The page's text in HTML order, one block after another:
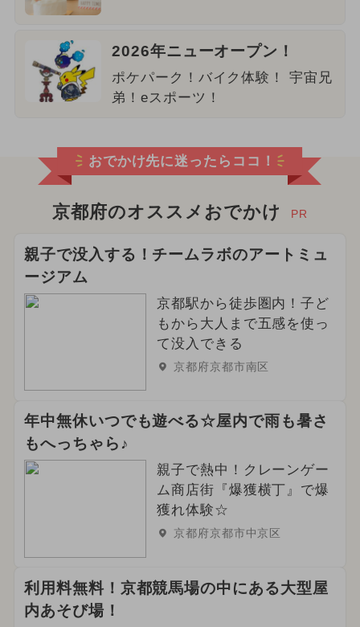
2026年ニューオープン！
ポケパーク！バイク体験！ 宇宙兄
弟！eスポーツ！
おでかけ先に迷ったらココ！
京都府のオススメおでかけ PR
親子で没入する！チームラボのアートミュ
ージアム
京都駅から徒歩圏内！子ど
もから大人まで五感を使っ
て没入できる
京都府京都市南区
年中無休いつでも遊べる☆屋内で雨も暑さ
もへっちゃら♪
親子で熱中！クレーンゲー
ム商店街『爆獲横丁』で爆
獲れ体験☆
京都府京都市中京区
利用料無料！京都競馬場の中にある大型屋
内あそび場！